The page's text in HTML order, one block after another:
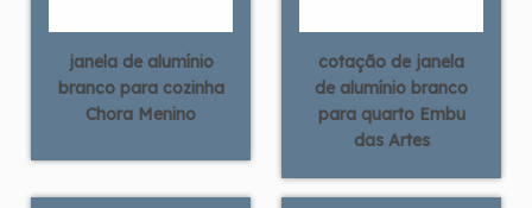
janela de alumínio
branco para cozinha
Chora Menino
cotação de janela
de alumínio branco
para quarto Embu
das Artes